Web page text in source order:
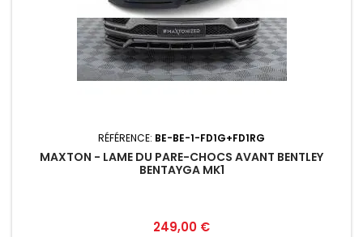
RÉFÉRENCE: BE-BE-1-FD1G+FD1RG
MAXTON - LAME DU PARE-CHOCS AVANT BENTLEY
BENTAYGA MK1
Prix
249,00 €